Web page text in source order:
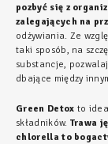
pozbyć się z
zalegających na
odżywiania. Ze
taki sposób, na
substancje,
dbające między
Green Detox to
składników. Trawa
chlorella to